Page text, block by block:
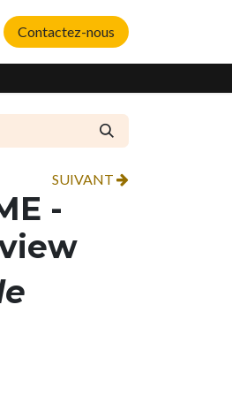
Contactez-nous
SUIVANT
-